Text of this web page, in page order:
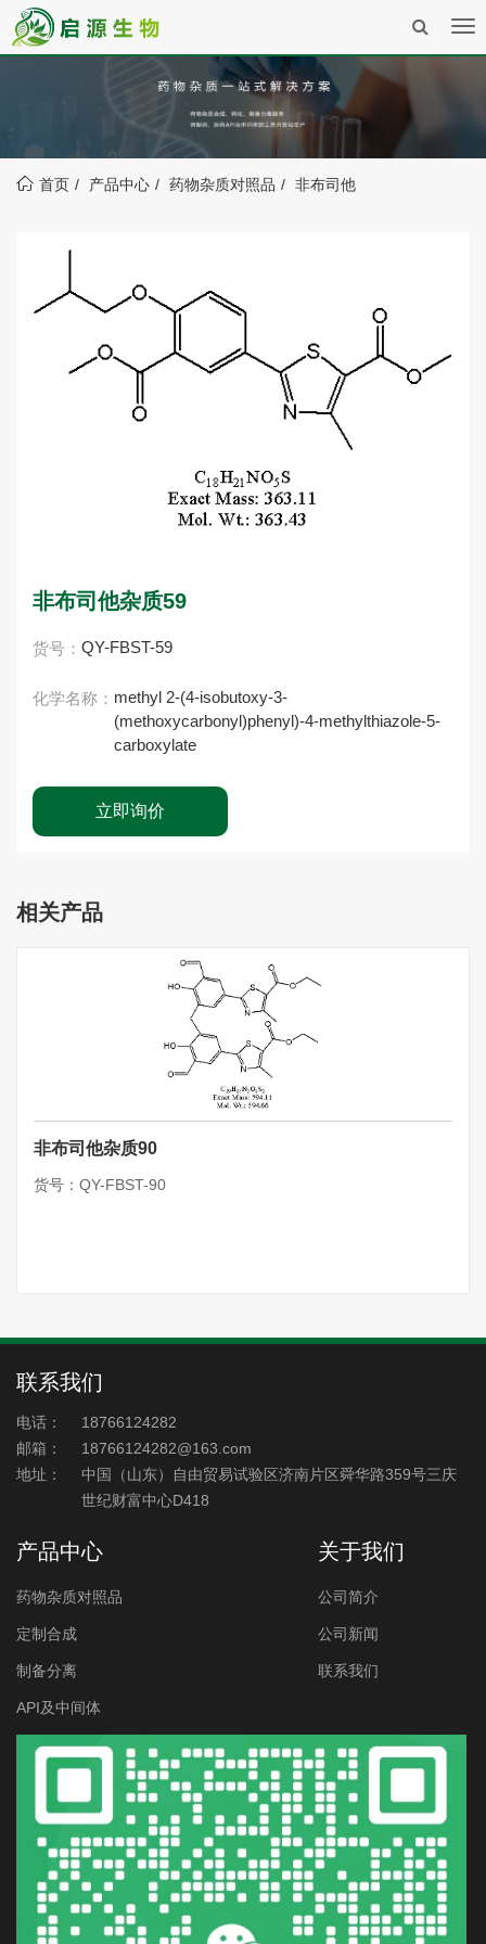
首页 产品中心 药物杂质对照品 非布司他
非布司他杂质59
货号： QY-FBST-59
化学名称： methyl 2-(4-isobutoxy-3-
(methoxycarbonyl)phenyl)-4-methylthiazole-5-
carboxylate
立即询价
相关产品
非布司他杂质90
货号：QY-FBST-90
联系我们
电话：
18766124282
邮箱：
18766124282@163.com
地址：
中国（山东）自由贸易试验区济南片区舜华路359号三庆
世纪财富中心D418
产品中心
药物杂质对照品
定制合成
制备分离
API及中间体
关于我们
公司简介
公司新闻
联系我们